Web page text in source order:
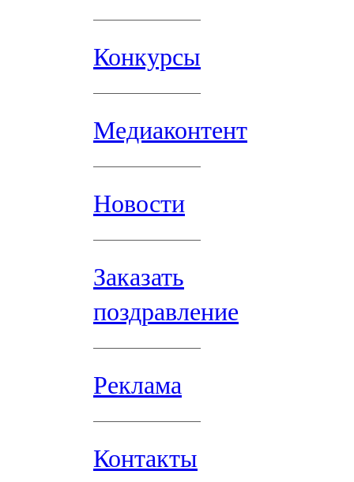
Конкурсы
Медиаконтент
Новости
Заказать
поздравление
Реклама
Контакты